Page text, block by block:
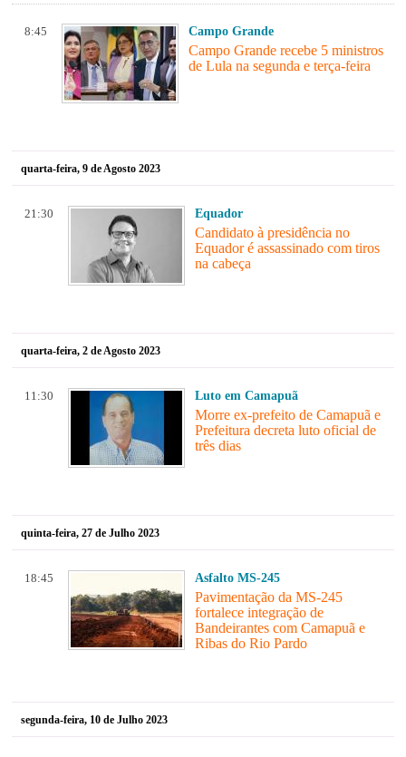
8:45 Campo Grande
Campo Grande recebe 5 ministros
de Lula na segunda e terça-feira
quarta-feira, 9 de Agosto 2023
21:30 Equador
Candidato à presidência no
Equador é assassinado com tiros
na cabeça
quarta-feira, 2 de Agosto 2023
11:30 Luto em Camapuã
Morre ex-prefeito de Camapuã e
Prefeitura decreta luto oficial de
três dias
quinta-feira, 27 de Julho 2023
18:45 Asfalto MS-245
Pavimentação da MS-245
fortalece integração de
Bandeirantes com Camapuã e
Ribas do Rio Pardo
segunda-feira, 10 de Julho 2023